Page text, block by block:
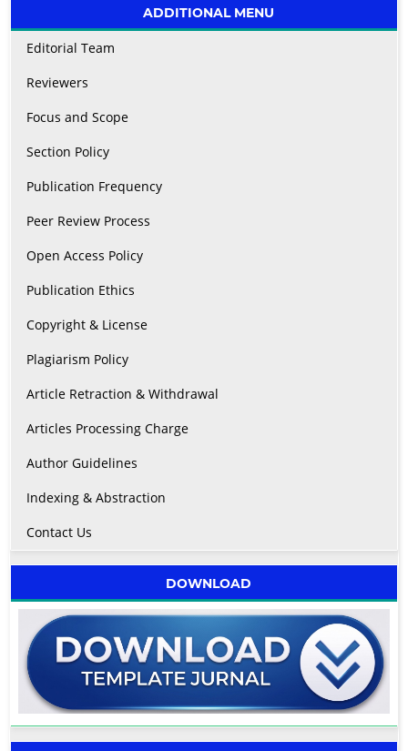
ADDITIONAL MENU
Editorial Team
Reviewers
Focus and Scope
Section Policy
Publication Frequency
Peer Review Process
Open Access Policy
Publication Ethics
Copyright & License
Plagiarism Policy
Article Retraction & Withdrawal
Articles Processing Charge
Author Guidelines
Indexing & Abstraction
Contact Us
DOWNLOAD